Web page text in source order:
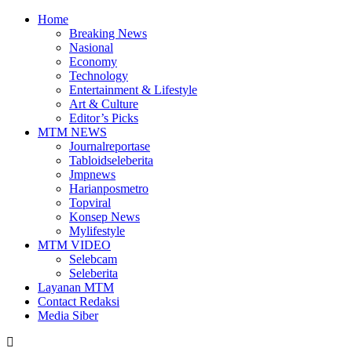
Home
Breaking News
Nasional
Economy
Technology
Entertainment & Lifestyle
Art & Culture
Editor’s Picks
MTM NEWS
Journalreportase
Tabloidseleberita
Jmpnews
Harianposmetro
Topviral
Konsep News
Mylifestyle
MTM VIDEO
Selebcam
Seleberita
Layanan MTM
Contact Redaksi
Media Siber